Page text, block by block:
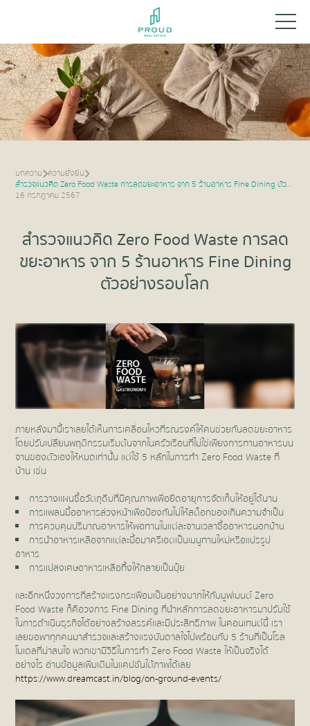
บทความ ความยั่งยืน
สำรวจแนวคิด Zero Food Waste การลดขยะอาหาร จาก 5 ร้านอาหาร Fine Dining ตัวอย่างรอบโลก
16 กรกฎาคม 2567
สำรวจแนวคิด Zero Food Waste การลด
ขยะอาหาร จาก 5 ร้านอาหาร Fine Dining
ตัวอย่างรอบโลก
ภายหลังมานี้เราเลยได้เห็นการเคลื่อนไหวที่รณรงค์ให้คนช่วยกันลดขยะอาหาร
โดยปรับเปลี่ยนพฤติกรรมเริ่มต้นจากในครัวเรือนที่ไม่ใช่เพียงการทานอาหารบน
จานของตัวเองให้หมดเท่านั้น แต่ใช้ 5 หลักในการทำ Zero Food Waste ที่
บ้าน เช่น
การวางแผนซื้อวัตถุดิบที่มีคุณภาพเพื่อยืดอายุการจัดเก็บให้อยู่ได้นาน
การแพลนมื้ออาหารล่วงหน้าเพื่อป้องกันไม่ให้สต็อกของเกินความจำเป็น
การควบคุมปริมาณอาหารให้พอทานในแต่ละจานเวลาซื้ออาหารนอกบ้าน
การนำอาหารเหลือจากแต่ละมื้อมาครีเอตเป็นเมนูทานใหม่หรือแปรรูป
อาหาร
การแปลงเศษอาหารเหลือทิ้งให้กลายเป็นปุ๋ย
และอีกหนึ่งวงการที่สร้างแรงกระเพื่อมเป็นอย่างมากให้กับมูฟเมนต์ Zero
Food Waste ก็คือวงการ Fine Dining ที่นำหลักการลดขยะอาหารมาปรับใช้
ในการดำเนินธุรกิจได้อย่างสร้างสรรค์และมีประสิทธิภาพ ในคอนเทนต์นี้ เรา
เลยขอพาทุกคนมาสำรวจและสร้างแรงบันดาลใจไปพร้อมกับ 5 ร้านที่เป็นโรล
โมเดลที่น่าสนใจ พวกเขามีวิธีในการทำ Zero Food Waste ให้เป็นจริงได้
อย่างไร อ่านข้อมูลเพิ่มเติมในแคปชั่นใต้ภาพได้เลย
https://www.dreamcast.in/blog/on-ground-events/